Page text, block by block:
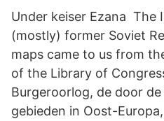
Under keiser Ezana The
(mostly) former Soviet
maps came to us from
of the Library of
Burgeroorlog, de door
gebieden in Oost-